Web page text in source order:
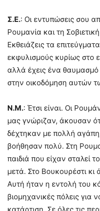
Σ.Ε.: Οι εντυπώσεις σου
Ρουμανία και τη
Εκθειάζεις τα
εκφυλισμούς κυρίως στο
αλλά έχεις ένα θαυμασμό
στην οικοδόμηση αυτών
Ν.Μ.: Έτσι είναι. Οι
μας γνώριζαν, άκουσαν
δέχτηκαν με πολλή
βοήθησαν πολύ. Στη
παιδιά που είχαν σταλεί
μετά. Στο Βουκουρέστι κι
Αυτή ήταν η εντολή του
βιομηχανικές πόλεις για